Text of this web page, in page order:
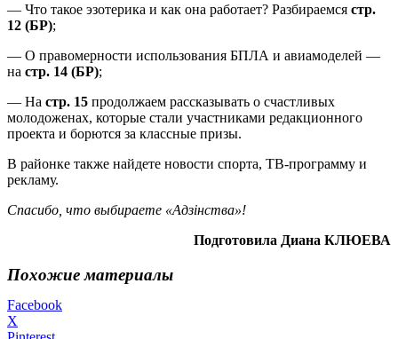
— Что такое эзотерика и как она работает? Разбираемся стр.
12 (БР);
— О правомерности использования БПЛА и авиамоделей —
на стр. 14 (БР);
— На стр. 15 продолжаем рассказывать о счастливых
молодоженах, которые стали участниками редакционного
проекта и борются за классные призы.
В районке также найдете новости спорта, ТВ-программу и
рекламу.
Спасибо, что выбираете «Адзінства»!
Подготовила Диана КЛЮЕВА
Похожие материалы
Facebook
X